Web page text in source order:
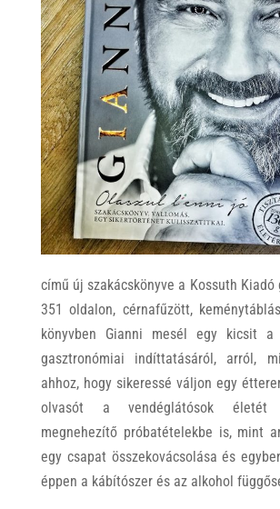
című új szakácskönyve a Kossuth Kiadó
351 oldalon, cérnafűzött,
könyvben Gianni mesél egy kicsit a
gasztronómiai indíttatásáról, arról,
ahhoz, hogy sikeressé váljon egy
olvasót a vendéglátósok életét
megnehezítő próbatételekbe is, mint
egy csapat összekovácsolása és
éppen a kábítószer és az alkohol